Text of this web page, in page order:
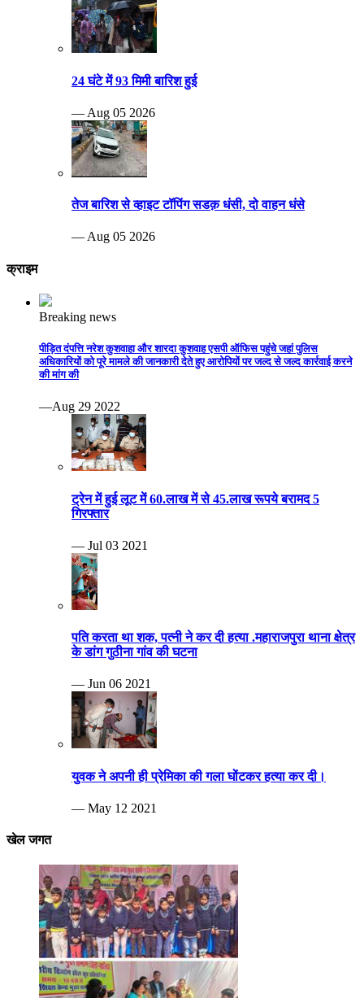
24 घंटे में 93 मिमी बारिश हुई
— Aug 05 2026
तेज बारिश से व्हाइट टॉपिंग सडक़ धंसी, दो वाहन धंसे
— Aug 05 2026
क्राइम
Breaking news
पीड़ित दंपत्ति नरेश कुशवाहा और शारदा कुशवाह एसपी ऑफिस पहुंचे जहां पुलिस
अधिकारियों को पूरे मामले की जानकारी देते हुए आरोपियों पर जल्द से जल्द कार्रवाई करने
की मांग की
—Aug 29 2022
ट्रेन में हुई लूट में 60.लाख में से 45.लाख रूपये बरामद 5
गिरफ्तार
— Jul 03 2021
पति करता था शक, पत्नी ने कर दी हत्या .महाराजपुरा थाना क्षेत्र
के डांग गुठीना गांव की घटना
— Jun 06 2021
युवक ने अपनी ही प्रेमिका की गला घोंटकर हत्या कर दी।
— May 12 2021
खेल जगत